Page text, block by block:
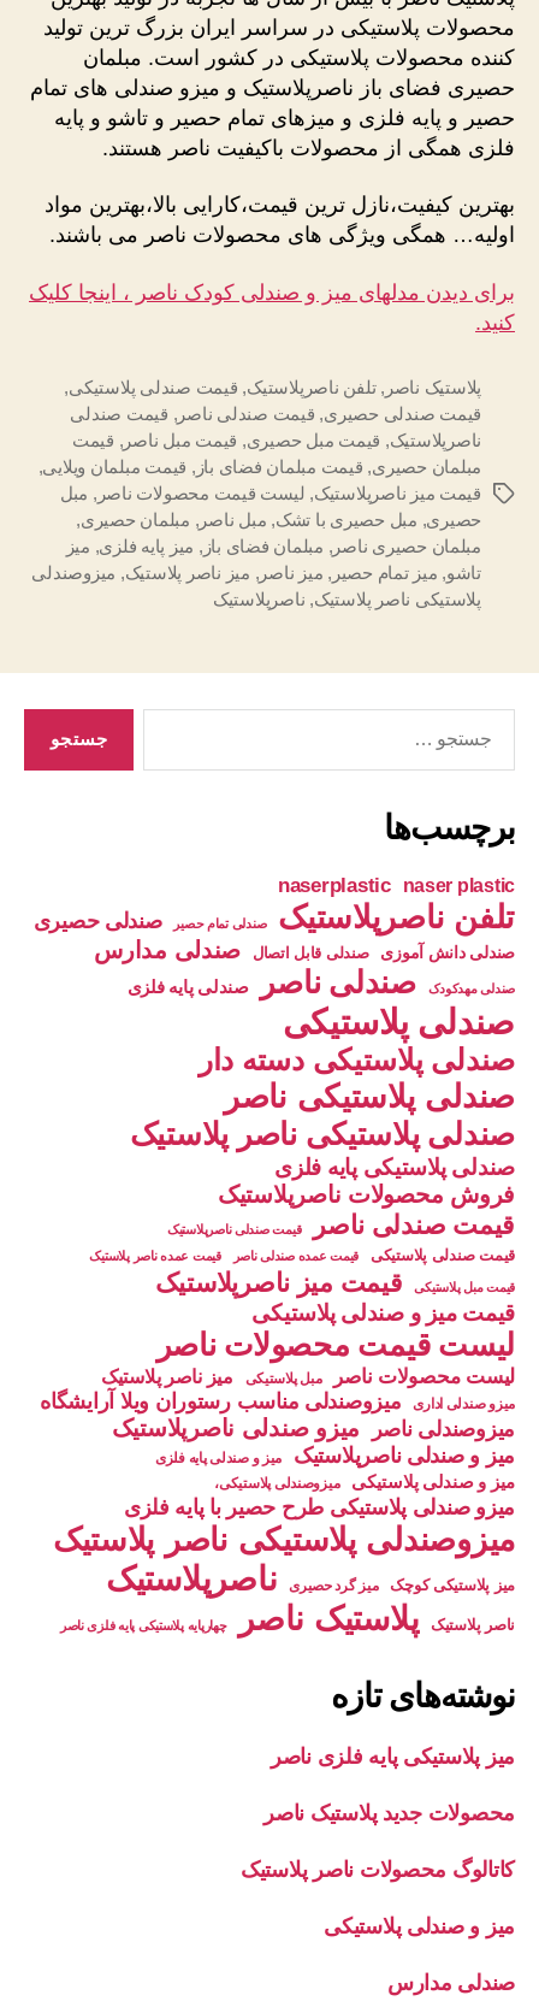
محصولات پلاستیکی در سراسر ایران بزرگ ترین تولید
کننده محصولات پلاستیکی در کشور است. مبلمان
حصیری فضای باز ناصرپلاستیک و میزو صندلی های تمام
حصیر و پایه فلزی و میزهای تمام حصیر و تاشو و پایه
فلزی همگی از محصولات باکیفیت ناصر هستند.
بهترین کیفیت،نازل ترین قیمت،کارایی بالا،بهترین مواد
اولیه… همگی ویژگی های محصولات ناصر می باشند.
برای دیدن مدلهای میز و صندلی کودک ناصر ، اینجا کلیک
کنید.
برچسب‌ها
پلاستیک ناصر ,تلفن ناصرپلاستیک, قیمت صندلی پلاستیکی,
قیمت صندلی حصیری, قیمت صندلی ناصر , قیمت صندلی
ناصرپلاستیک, قیمت مبل حصیری, قیمت مبل ناصر , قیمت
مبلمان حصیری, قیمت مبلمان فضای باز , قیمت مبلمان ویلایی,
قیمت میز ناصرپلاستیک, لیست قیمت محصولات ناصر , مبل
حصیری, مبل حصیری با تشک, مبل ناصر , مبلمان حصیری,
مبلمان حصیری ناصر , مبلمان فضای باز , میز پایه فلزی, میز
تاشو, میز تمام حصیر , میز ناصر , میز ناصر پلاستیک, میزوصندلی
پلاستیکی ناصر پلاستیک, ناصرپلاستیک
برچسب‌ها
naserplastic naser plastic
تلفن ناصرپلاستیک صندلی تمام حصیر صندلی حصیری
صندلی دانش آموزی صندلی قابل اتصال صندلی مدارس
صندلی مهدکودک صندلی ناصر صندلی پایه فلزی
صندلی پلاستیکی
صندلی پلاستیکی دسته دار
صندلی پلاستیکی ناصر
صندلی پلاستیکی ناصر پلاستیک
صندلی پلاستیکی پایه فلزی
فروش محصولات ناصرپلاستیک
قیمت صندلی ناصر قیمت صندلی ناصرپلاستیک
قیمت صندلی پلاستیکی قیمت عمده صندلی ناصر قیمت عمده ناصر پلاستیک
قیمت مبل پلاستیکی قیمت میز ناصرپلاستیک
قیمت میز و صندلی پلاستیکی
لیست قیمت محصولات ناصر
لیست محصولات ناصر مبل پلاستیکی میز ناصر پلاستیک
میزو صندلی اداری
میزوصندلی مناسب رستوران ویلا آرایشگاه
میزوصندلی ناصر
میزو صندلی ناصرپلاستیک
میز و صندلی ناصرپلاستیک میز و صندلی پایه فلزی
میز و صندلی پلاستیکی میزوصندلی پلاستیکی،
میزو صندلی پلاستیکی طرح حصیر با پایه فلزی
میزوصندلی پلاستیکی ناصر پلاستیک
میز پلاستیکی کوچک میز گرد حصیری ناصرپلاستیک
ناصر پلاستیک پلاستیک ناصر چهارپایه پلاستیکی پایه فلزی ناصر
نوشته‌های تازه
میز پلاستیکی پایه فلزی ناصر
محصولات جدید پلاستیک ناصر
کاتالوگ محصولات ناصر پلاستیک
میز و صندلی پلاستیکی
صندلی مدارس